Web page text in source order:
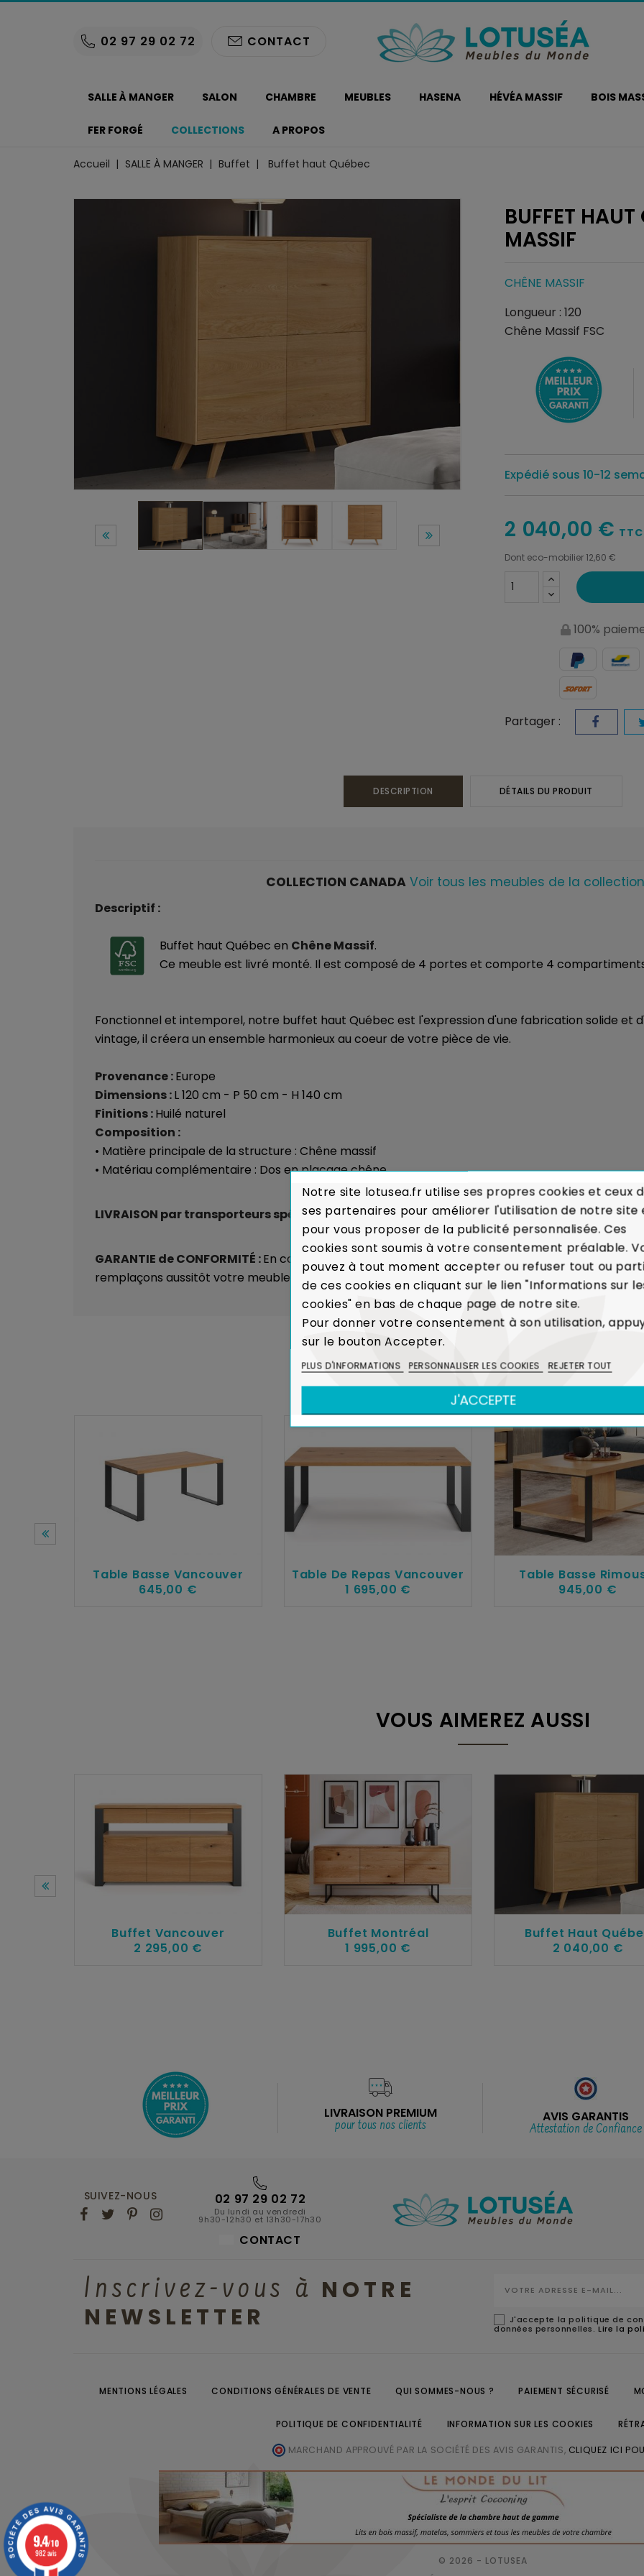
02 97 29 02 72 CONTACT
SALLE À MANGER SALON CHAMBRE MEUBLES HASENA HÉVÉA MASSIF BOIS
FER FORGÉ COLLECTIONS A PROPOS
Accueil SALLE À MANGER Buffet Buffet haut Québec
BUFFET HAUT
MASSIF
CHÊNE MASSIF
Longueur : 120
Chêne Massif FSC
Expédié sous 10-12
2 040,00 € TTC
Dont eco-mobilier 12,60 €
100%
Partager :
DESCRIPTION DÉTAILS DU PRODUIT
COLLECTION CANADA Voir tous les meubles de la
Descriptif :
Buffet haut Québec en Chêne Massif.
Ce meuble est livré monté. Il est composé de 4 portes et comporte 4
Fonctionnel et intemporel, notre buffet haut Québec est l'expression d'une fabrication solide et
vintage, il créera un ensemble harmonieux au coeur de votre pièce de vie.
Provenance :Europe
Dimensions :L 120 cm - P 50 cm - H 140 cm
Finitions :Huilé naturel
Composition :
• Matière principale de la structure : Chêne massif
• Matériau complémentaire : Dos en placage chêne
LIVRAISON par transporteurs spécialisés :Voir les modalités de livraison
GARANTIE de CONFORMITÉ :En cas de défaut majeur sur un produit reçu ou de non-
remplaçons aussitôt votre meuble.
Voir charte de qualité
DANS LA MÊME COLLECTION
Table Basse Vancouver
645,00 €
Table De Repas Vancouver
1 695,00 €
Table Basse
945,00 €
VOUS AIMEREZ AUSSI
Buffet Vancouver
2 295,00 €
Buffet Montréal
1 995,00 €
Buffet Haut
2 040,00 €
LIVRAISON PREMIUM
pour tous nos clients
AVIS GARANTIS
Attestation de Confiance
Inscrivez-vous à NOTRE
NEWSLETTER
J'accepte la politique de
données personnelles.Lire la
SUIVEZ-NOUS 02 97 29 02 72
Du lundi au vendredi
9h30-12h30 et 13h30-17h30
CONTACT
MENTIONS LÉGALES CONDITIONS GÉNÉRALES DE VENTE QUI SOMMES-NOUS ? PAIEMENT SÉCURISÉ
POLITIQUE DE CONFIDENTIALITÉ INFORMATION SUR LES COOKIES
Notre site lotusea.fr utilise ses propres cookies et ceux
ses partenaires pour améliorer l'utilisation de notre site
pour vous proposer de la publicité personnalisée. Ces
cookies sont soumis à votre consentement préalable.
pouvez à tout moment accepter ou refuser tout ou
de ces cookies en cliquant sur le lien "Informations sur
cookies" en bas de chaque page de notre site.
Pour donner votre consentement à son utilisation,
sur le bouton Accepter.
PLUS D'INFORMATIONS PERSONNALISER LES COOKIES REJETER TOUT
J'ACCEPTE
MARCHAND APPROUVÉ PAR LA SOCIÉTÉ DES AVIS GARANTIS, CLIQUEZ ICI
© 2026 - LOTUSEA
9.4/10
982 avis